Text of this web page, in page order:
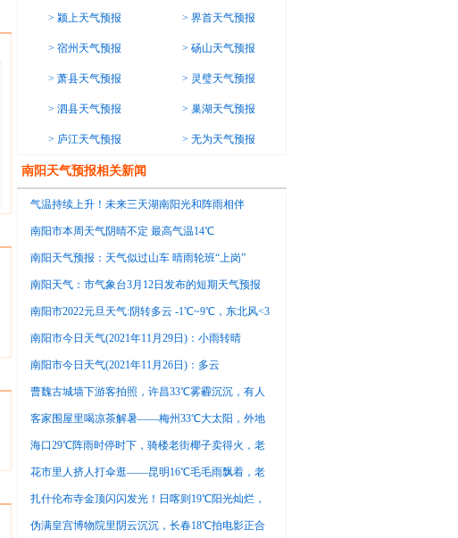
> 颍上天气预报 > 界首天气预报
> 宿州天气预报 > 砀山天气预报
> 萧县天气预报 > 灵璧天气预报
> 泗县天气预报 > 巢湖天气预报
> 庐江天气预报 > 无为天气预报
南阳天气预报相关新闻
气温持续上升！未来三天湖南阳光和阵雨相伴
南阳市本周天气阴晴不定 最高气温14℃
南阳天气预报：天气似过山车 晴雨轮班“上岗”
南阳天气：市气象台3月12日发布的短期天气预报
南阳市2022元旦天气:阴转多云 -1℃~9℃，东北风<3
级
南阳市今日天气(2021年11月29日)：小雨转晴
2℃~14℃，西南风转西风<3级
南阳市今日天气(2021年11月26日)：多云
4℃~18℃，西北风转西风<3级转3-4级
曹魏古城墙下游客拍照，许昌33℃雾霾沉沉，有人
嘀咕这天拍照不清晰
客家围屋里喝凉茶解暑——梅州33℃大太阳，外地
游客说这茶有点苦
海口29℃阵雨时停时下，骑楼老街椰子卖得火，老
板说今天能卖两百个
花市里人挤人打伞逛——昆明16℃毛毛雨飘着，老
板喊便宜了快来买
扎什伦布寺金顶闪闪发光！日喀则19℃阳光灿烂，
游客排队拍照不亦乐乎
伪满皇宫博物院里阴云沉沉，长春18℃拍电影正合